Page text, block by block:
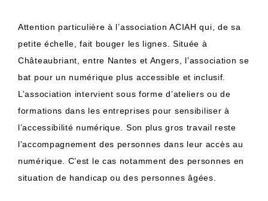
Attention particulière à l’association ACIAH qui, de sa
petite échelle, fait bouger les lignes. Située à
Châteaubriant, entre Nantes et Angers, l’association se
bat pour un numérique plus accessible et inclusif.
L’association intervient sous forme d’ateliers ou de
formations dans les entreprises pour sensibiliser à
l’accessibilité numérique. Son plus gros travail reste
l’accompagnement des personnes dans leur accès au
numérique. C’est le cas notamment des personnes en
situation de handicap ou des personnes âgées.